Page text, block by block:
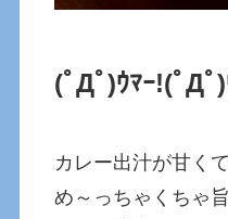
(ﾟДﾟ)ｳﾏｰ!(ﾟДﾟ
カレー出汁が甘く
め～っちゃくちゃ